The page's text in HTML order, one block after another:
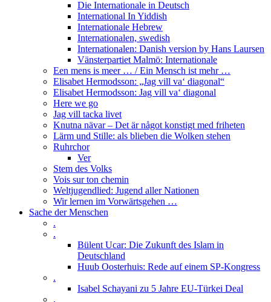
Die Internationale in Deutsch
International In Yiddish
Internationale Hebrew
Internationalen, swedish
Internationalen: Danish version by Hans Laursen
Vänsterpartiet Malmö: Internationale
Een mens is meer … / Ein Mensch ist mehr …
Elisabet Hermodsson: „Jag vill va‘ diagonal“
Elisabet Hermodsson: Jag vill va‘ diagonal
Here we go
Jag vill tacka livet
Knutna nävar – Det är något konstigt med friheten
Lärm und Stille: als blieben die Wolken stehen
Ruhrchor
Ver
Stem des Volks
Vois sur ton chemin
Weltjugendlied: Jugend aller Nationen
Wir lernen im Vorwärtsgehen …
Sache der Menschen
.
.
Bülent Ucar: Die Zukunft des Islam in
Deutschland
Huub Oosterhuis: Rede auf einem SP-Kongress
.
Isabel Schayani zu 5 Jahre EU-Türkei Deal
.